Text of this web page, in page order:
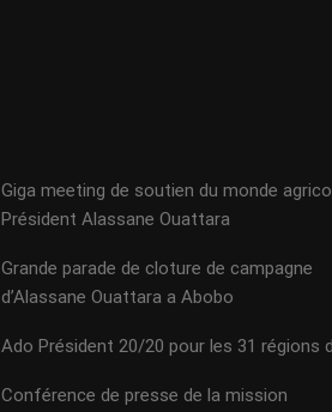
Giga meeting de soutien du monde
Président Alassane Ouattara
Grande parade de cloture de campagne
d’Alassane Ouattara a Abobo
Ado Président 20/20 pour les 31 régions
Conférence de presse de la mission